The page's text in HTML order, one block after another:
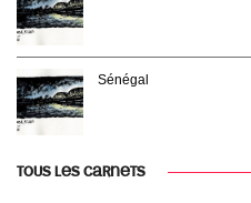
Sénégal
TOUS LES CARNETS